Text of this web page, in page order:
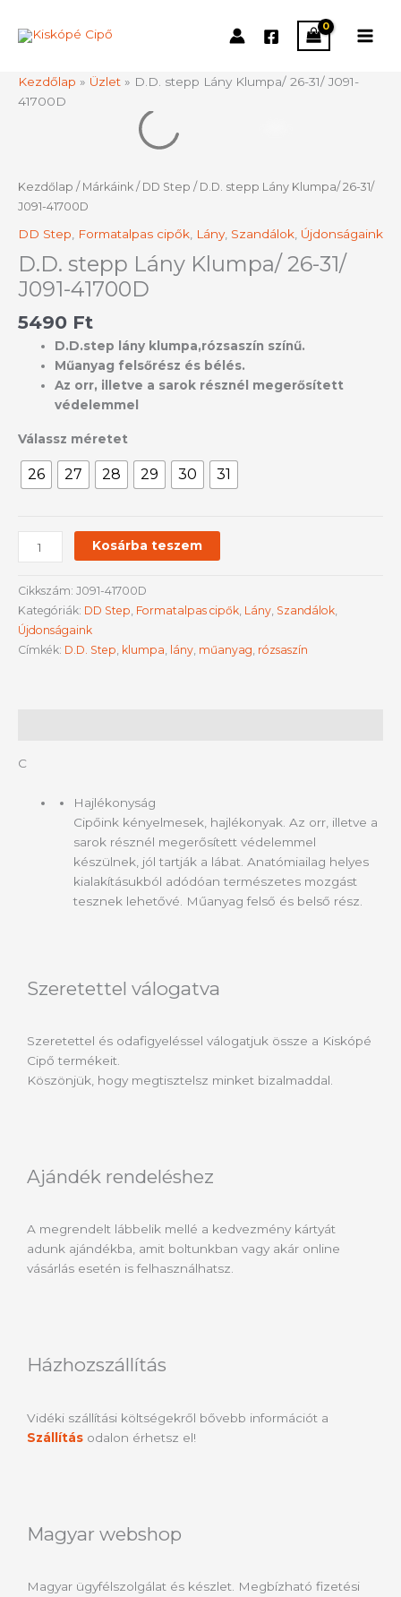
Kezdőlap » Üzlet » D.D. stepp Lány Klumpa/ 26-31/ J091-
41700D
Kezdőlap / Márkáink / DD Step / D.D. stepp Lány Klumpa/ 26-31/
J091-41700D
DD Step Formatalpas cipők Lány, Szandálok Újdonságaink
D.D. stepp Lány Klumpa/ 26-31/
J091-41700D
5490 Ft
D.D.step lány klumpa,rózsaszín színű.
Műanyag felsőrész és bélés.
Az orr, illetve a sarok résznél megerősített
védelemmel
Válassz méretet
26 27 28 29 30 31
Klumpa/
J091-
41700D
Kosárba teszem
Cikkszám: J091-41700D
Kategóriák: DD Step, Formatalpas cipők, Lány, Szandálok,
Újdonságaink
Címkék: D.D. Step, klumpa, lány, műanyag, rózsaszín
C
Hajlékonyság
Cipőink kényelmesek, hajlékonyak. Az orr, illetve a
sarok résznél megerősített védelemmel
készülnek, jól tartják a lábat. Anatómiailag helyes
kialakításukból adódóan természetes mozgást
tesznek lehetővé. Műanyag felső és belső rész.
Szeretettel válogatva
Szeretettel és odafigyeléssel válogatjuk össze a Kiskópé
Cipő termékeit.
Köszönjük, hogy megtisztelsz minket bizalmaddal.
Ajándék rendeléshez
A megrendelt lábbelik mellé a kedvezmény kártyát
adunk ajándékba, amit boltunkban vagy akár online
vásárlás esetén is felhasználhatsz.
Házhozszállítás
Vidéki szállítási költségekről bővebb információt a
Szállítás odalon érhetsz el!
Magyar webshop
Magyar ügyfélszolgálat és készlet. Megbízható fizetési